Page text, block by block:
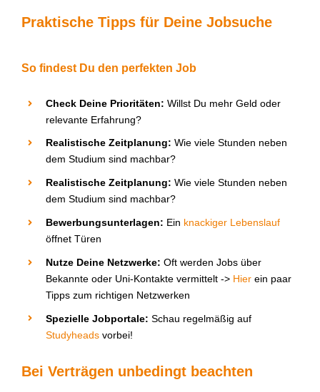
Praktische Tipps für Deine Jobsuche
So findest Du den perfekten Job
Check Deine Prioritäten: Willst Du mehr Geld oder
relevante Erfahrung?
Realistische Zeitplanung: Wie viele Stunden neben
dem Studium sind machbar?
Realistische Zeitplanung: Wie viele Stunden neben
dem Studium sind machbar?
Bewerbungsunterlagen: Ein knackiger Lebenslauf
öffnet Türen
Nutze Deine Netzwerke: Oft werden Jobs über
Bekannte oder Uni-Kontakte vermittelt -> Hierein paar
Tipps zum richtigen Netzwerken
Spezielle Jobportale: Schau regelmäßig auf
Studyheadsvorbei!
Bei Verträgen unbedingt beachten